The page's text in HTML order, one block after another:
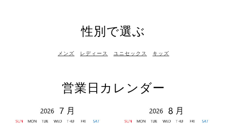
性別で選ぶ
メンズ レディース ユニセックス キッズ
営業日カレンダー